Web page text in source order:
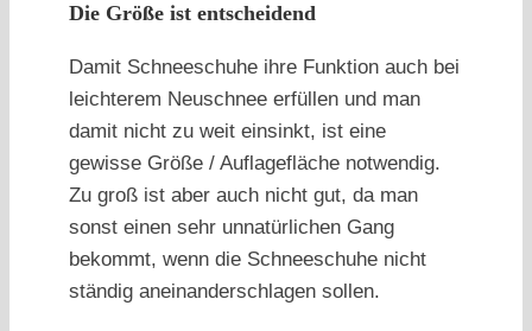
Die Größe ist entscheidend
Damit Schneeschuhe ihre Funktion auch bei
leichterem Neuschnee erfüllen und man
damit nicht zu weit einsinkt, ist eine
gewisse Größe / Auflagefläche notwendig.
Zu groß ist aber auch nicht gut, da man
sonst einen sehr unnatürlichen Gang
bekommt, wenn die Schneeschuhe nicht
ständig aneinanderschlagen sollen.